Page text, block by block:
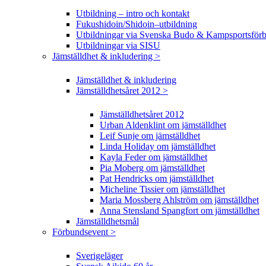
Utbildning – intro och kontakt
Fukushidoin/Shidoin–utbildning
Utbildningar via Svenska Budo &
Utbildningar via SISU
Jämställdhet & inkludering >
Jämställdhet & inkludering
Jämställdhetsåret 2012 >
Jämställdhetsåret 2012
Urban Aldenklint om jämställdhet
Leif Sunje om jämställdhet
Linda Holiday om jämställdhet
Kayla Feder om jämställdhet
Pia Moberg om jämställdhet
Pat Hendricks om jämställdhet
Micheline Tissier om jämställdhet
Maria Mossberg Ahlström om jämställdhet
Anna Stensland Spangfort om jämställdhet
Jämställdhetsmål
Förbundsevent >
Sverigeläger